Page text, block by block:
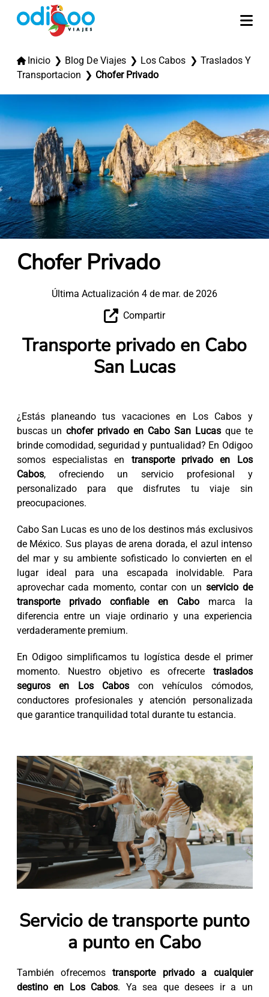
Inicio Blog De Viajes Los Cabos
Traslados Y
Transportacion
Chofer Privado
Chofer Privado
Última Actualización 4 de mar. de 2026
Compartir
Transporte privado en Cabo
San Lucas
¿Estás planeando tus vacaciones en Los Cabos y
buscas unchofer privado en Cabo San Lucasque te
brinde comodidad, seguridad y puntualidad? En Odigoo
somos especialistas en transporte privado en Los
Cabos, ofreciendo un servicio profesional y
personalizado para que disfrutes tu viaje sin
preocupaciones.
Cabo San Lucas es uno de los destinos más exclusivos
de México. Sus playas de arena dorada, el azul intenso
del mar y su ambiente sofisticado lo convierten en el
lugar ideal para una escapada inolvidable. Para
aprovechar cada momento, contar con un servicio de
transporte privado confiable en Cabo marca la
diferencia entre un viaje ordinario y una experiencia
verdaderamente premium.
En Odigoo simplificamos tu logística desde el primer
momento. Nuestro objetivo es ofrecerte traslados
seguros en Los Cabos con vehículos cómodos,
conductores profesionales y atención personalizada
que garantice tranquilidad total durante tu estancia.
Servicio de transporte punto
a punto en Cabo
También ofrecemostransporte privado a cualquier
destino en Los Cabos. Ya sea que desees ir a un